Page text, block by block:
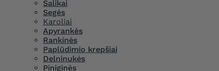
Šalikai
Segės
Karoliai
Apyrankės
Rankinės
Paplūdimio krepšiai
Delninukės
Piniginės